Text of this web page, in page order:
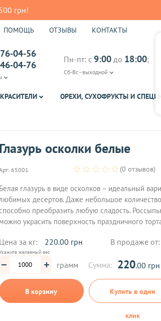
грн!
ПОМОЩЬ ОТЗЫВЫ КОНТАКТЫ
04-56
04-76
Пн-пт: с 9:00 до 18:00;
Сб-Вс - выходной
ОРЕХИ, СУХОФРУКТЫ И СПЕЦИИ
Глазурь осколки белые
65001 (0 отзывов)
Белая глазурь в виде осколков – идеальный
десертов. Даже небольшое
преобразить любую сладость.
можно украсить поверхность праздничного
Цена за кг: 220.00 грн В продаже от:
желаемый вес
грамм Сумма: 220.00 грн
В корзину Купить в один
клик